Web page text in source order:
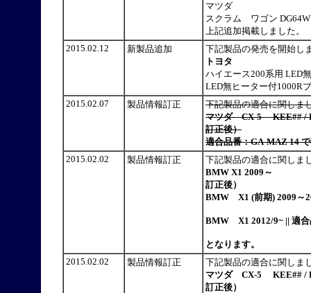
マツダ
スクラム ワゴン
上記追加掲載しました。
2015.02.12
新製品追加
下記製品の発売を開始
トヨタ
ハイエース200系用 LED
LED無ヒーター付1000R
2015.02.07
製品情報訂正
下記製品の適合に関し
マツダ CX-5 KEE## /
訂正後）
適合品番：GA-MAZ 14
2015.02.02
製品情報訂正
下記製品の適合に関し
BMW X1 2009～
訂正後）
BMW X1 (前期) 2009～
BMW X1 2012/9~ || 適
となります。
2015.02.02
製品情報訂正
下記製品の適合に関し
マツダ CX-5 KEE## /
訂正後）